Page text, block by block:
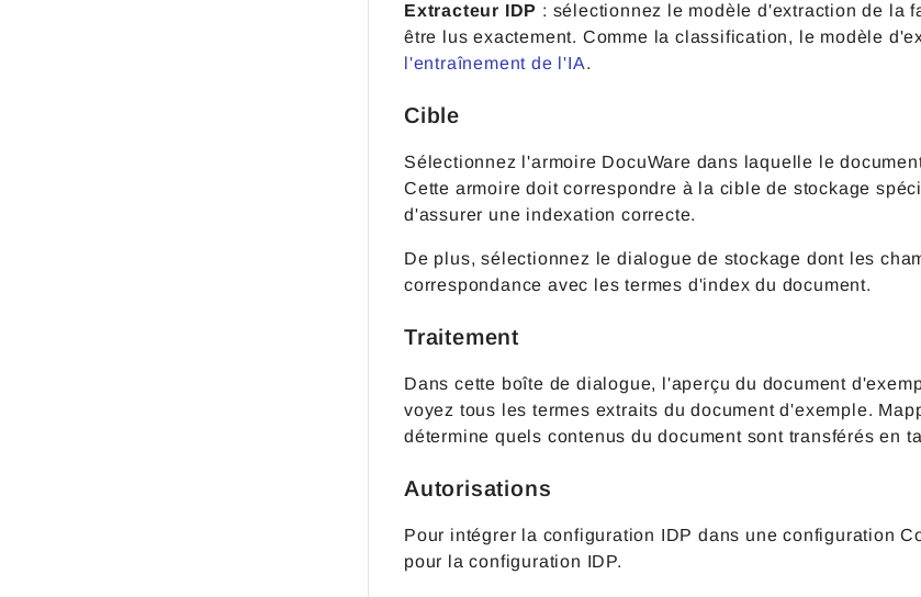
Extracteur IDP : sélectionnez le modèle d'extraction de la
être lus exactement. Comme la classification, le modèle
l'entraînement de l'IA.
Cible
Sélectionnez l'armoire DocuWare dans laquelle le
Cette armoire doit correspondre à la cible de stockage
d'assurer une indexation correcte.
De plus, sélectionnez le dialogue de stockage dont les
correspondance avec les termes d'index du document.
Traitement
Dans cette boîte de dialogue, l'aperçu du document
voyez tous les termes extraits du document d'exemple.
détermine quels contenus du document sont transférés en
Autorisations
Pour intégrer la configuration IDP dans une configuration
pour la configuration IDP.